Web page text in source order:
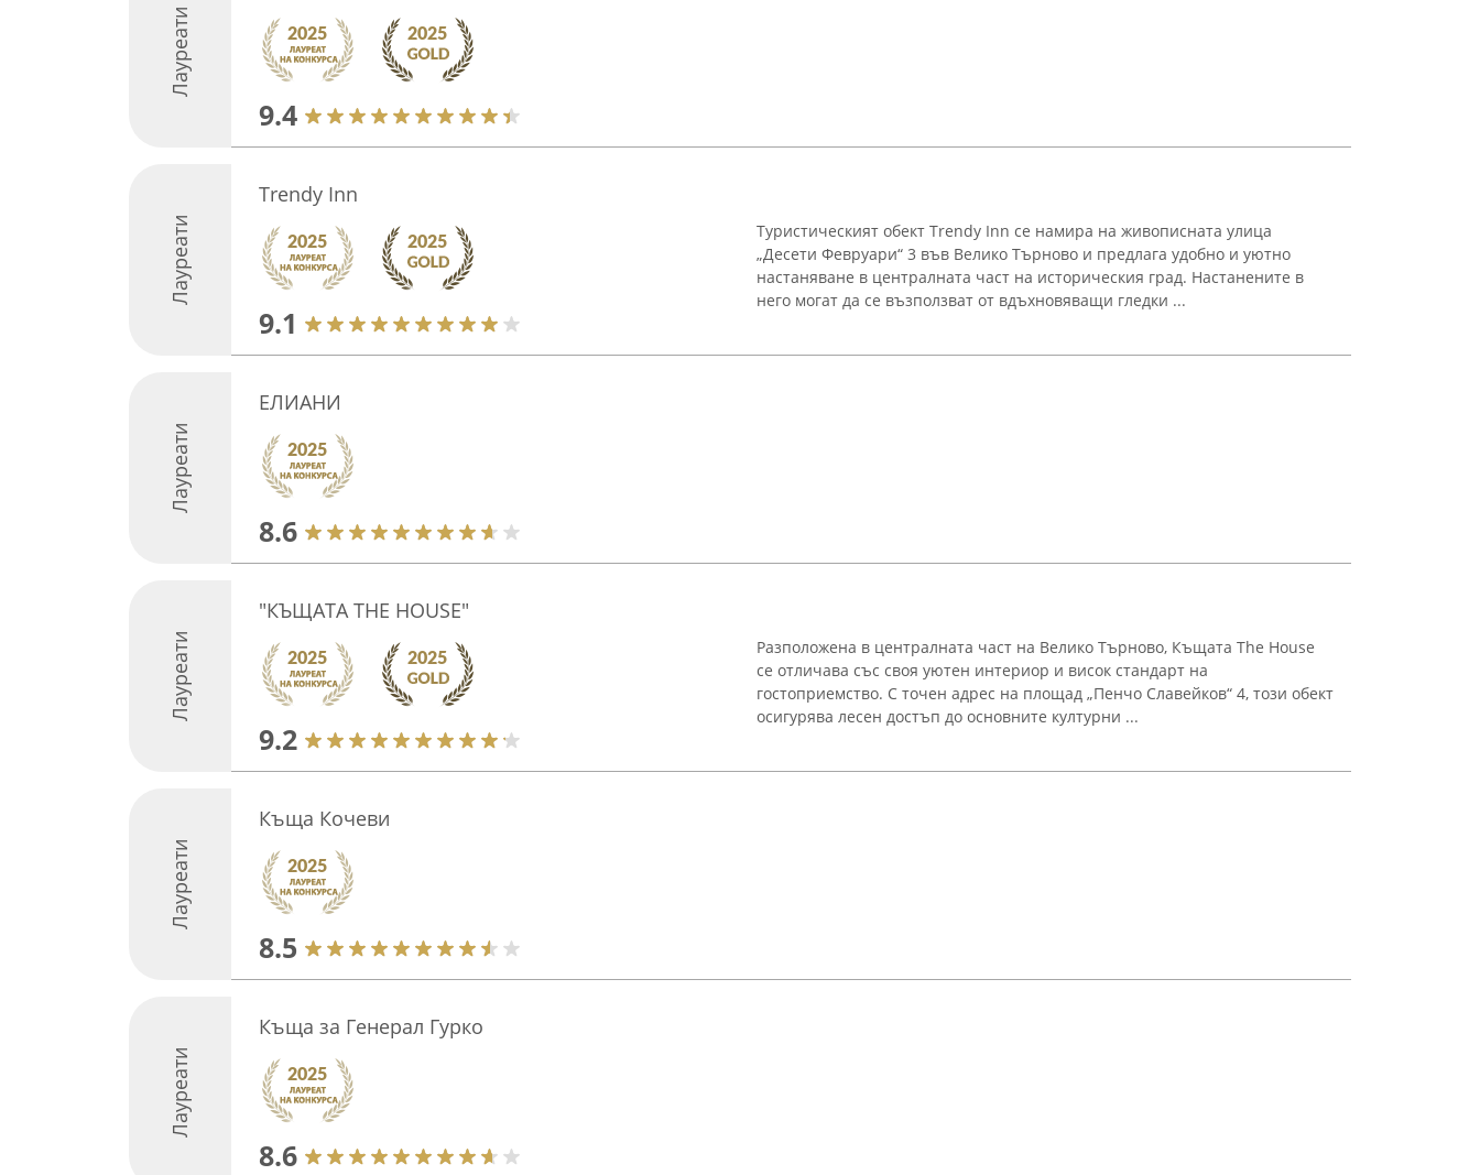
Лауреати
9.4
Лауреати
Trendy Inn
9.1
Туристическият обект Trendy Inn се намира на живописната улица
„Десети Февруари“ 3 във Велико Търново и предлага удобно и уютно
настаняване в централната част на историческия град. Настанените в
него могат да се възползват от вдъхновяващи гледки ...
Лауреати
ЕЛИАНИ
8.6
Лауреати
"КЪЩАТА THE HOUSE"
9.2
Разположена в централната част на Велико Търново, Къщата The House
се отличава със своя уютен интериор и висок стандарт на
гостоприемство. С точен адрес на площад „Пенчо Славейков“ 4, този обект
осигурява лесен достъп до основните културни ...
Лауреати
Къща Кочеви
8.5
Лауреати
Къща за Генерал Гурко
8.6